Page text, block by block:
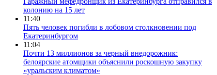
колонию на 15 лет
11:40
Пять человек погибли в лобовом столкновении под
Екатеринбургом
11:04
Почти 13 миллионов за черный внедорожник:
белоярские атомщики объяснили роскошную закупку
«уральским климатом»